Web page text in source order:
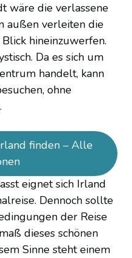
wäre die verlassene
außen verleiten die
hineinzuwerfen.
Da es sich um
handelt, kann
ohne
finden – Alle
eignet sich Irland
Dennoch sollte
der Reise
dieses schönen
Sinne steht einem